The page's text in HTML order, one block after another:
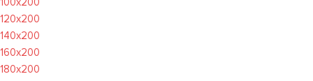
120x200
140х200
160х200
180х200